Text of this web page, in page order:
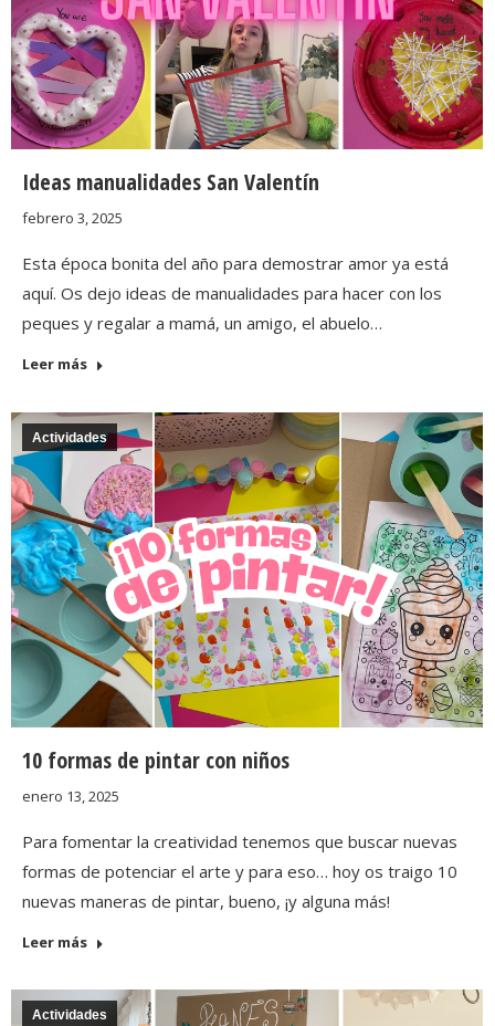
Ideas manualidades San Valentín
febrero 3, 2025
Esta época bonita del año para demostrar amor ya está
aquí. Os dejo ideas de manualidades para hacer con los
peques y regalar a mamá, un amigo, el abuelo…
Leer más
Actividades
10 formas de pintar con niños
enero 13, 2025
Para fomentar la creatividad tenemos que buscar nuevas
formas de potenciar el arte y para eso… hoy os traigo 10
nuevas maneras de pintar, bueno, ¡y alguna más!
Leer más
Actividades